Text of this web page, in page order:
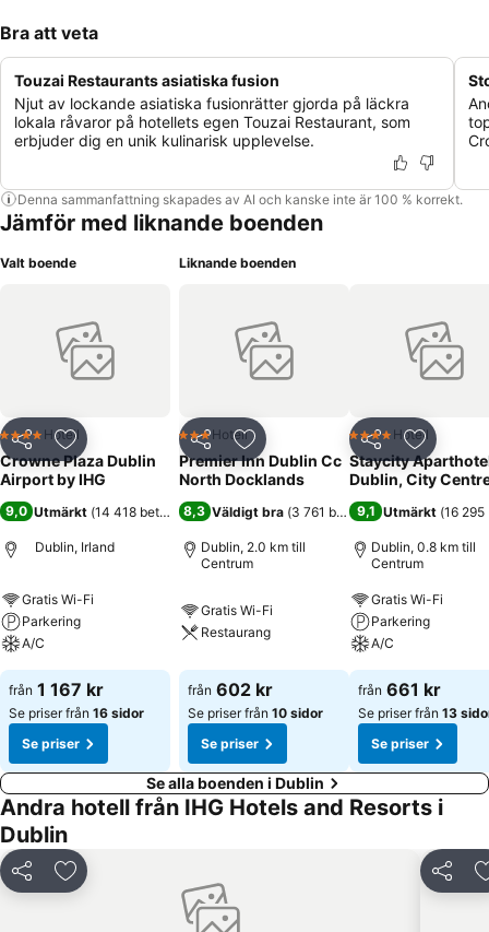
Bra att veta
Touzai Restaurants asiatiska fusion
Njut av lockande asiatiska fusionrätter gjorda på läckra
lokala råvaror på hotellets egen Touzai Restaurant, som
erbjuder dig en unik kulinarisk upplevelse.
Denna sammanfattning skapades av AI och kanske inte är 100 % korrekt.
Jämför med liknande boenden
Valt boende
Dela Lägg till i Mina Favoriter
4 StjärnorHotell
Crowne Plaza Dublin
Airport by IHG
9,0 Utmärkt (14 418 betyg
Dublin, Irland
Gratis Wi-Fi
Parkering
A/C
från 1 167 kr
Se priser från 16 sidor
Se priser
Liknande boenden
Dela Lägg till i Mina Favoriter
3 Stjärnor
Hotell
Premier Inn Dublin Cc
North Docklands
8,3 Väldigt bra (3 761 betyg)
Dublin, 2.0 km till
Centrum
Gratis Wi-Fi
Restaurang
från 602 kr
Se priser från 10 sidor
Se priser
Dela Lägg till
4 StjärnorHotell
Staycity
Dublin, City
9,1 Utmärkt (16
Dublin, 0.8 km till
Centrum
Gratis Wi-Fi
Parkering
A/C
från 661 kr
Se priser från 13
Se priser
Se alla boenden i Dublin
Andra hotell från IHG Hotels and Resorts i
Dublin
Dela Lägg till i Mina Favoriter Dela